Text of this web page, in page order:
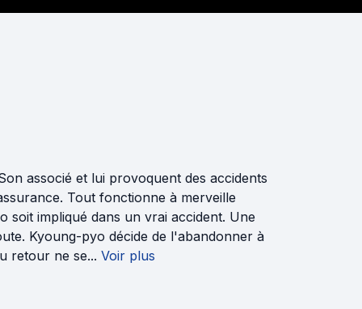
associé et lui provoquent des accidents
Tout fonctionne à merveille
impliqué dans un vrai accident. Une
Kyoung-pyo décide de l'abandonner à
retour ne se... Voir plus